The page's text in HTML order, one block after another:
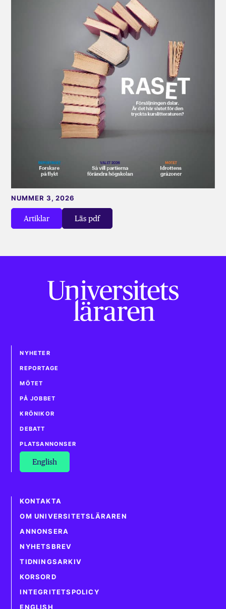
Artiklar Läs pdf
NUMMER 3, 2026
NYHETER
REPORTAGE
MÖTET
PÅ JOBBET
KRÖNIKOR
DEBATT
PLATSANNONSER
English
KONTAKTA
OM UNIVERSITETSLÄRAREN
ANNONSERA
NYHETSBREV
TIDNINGSARKIV
KORSORD
INTEGRITETSPOLICY
ENGLISH